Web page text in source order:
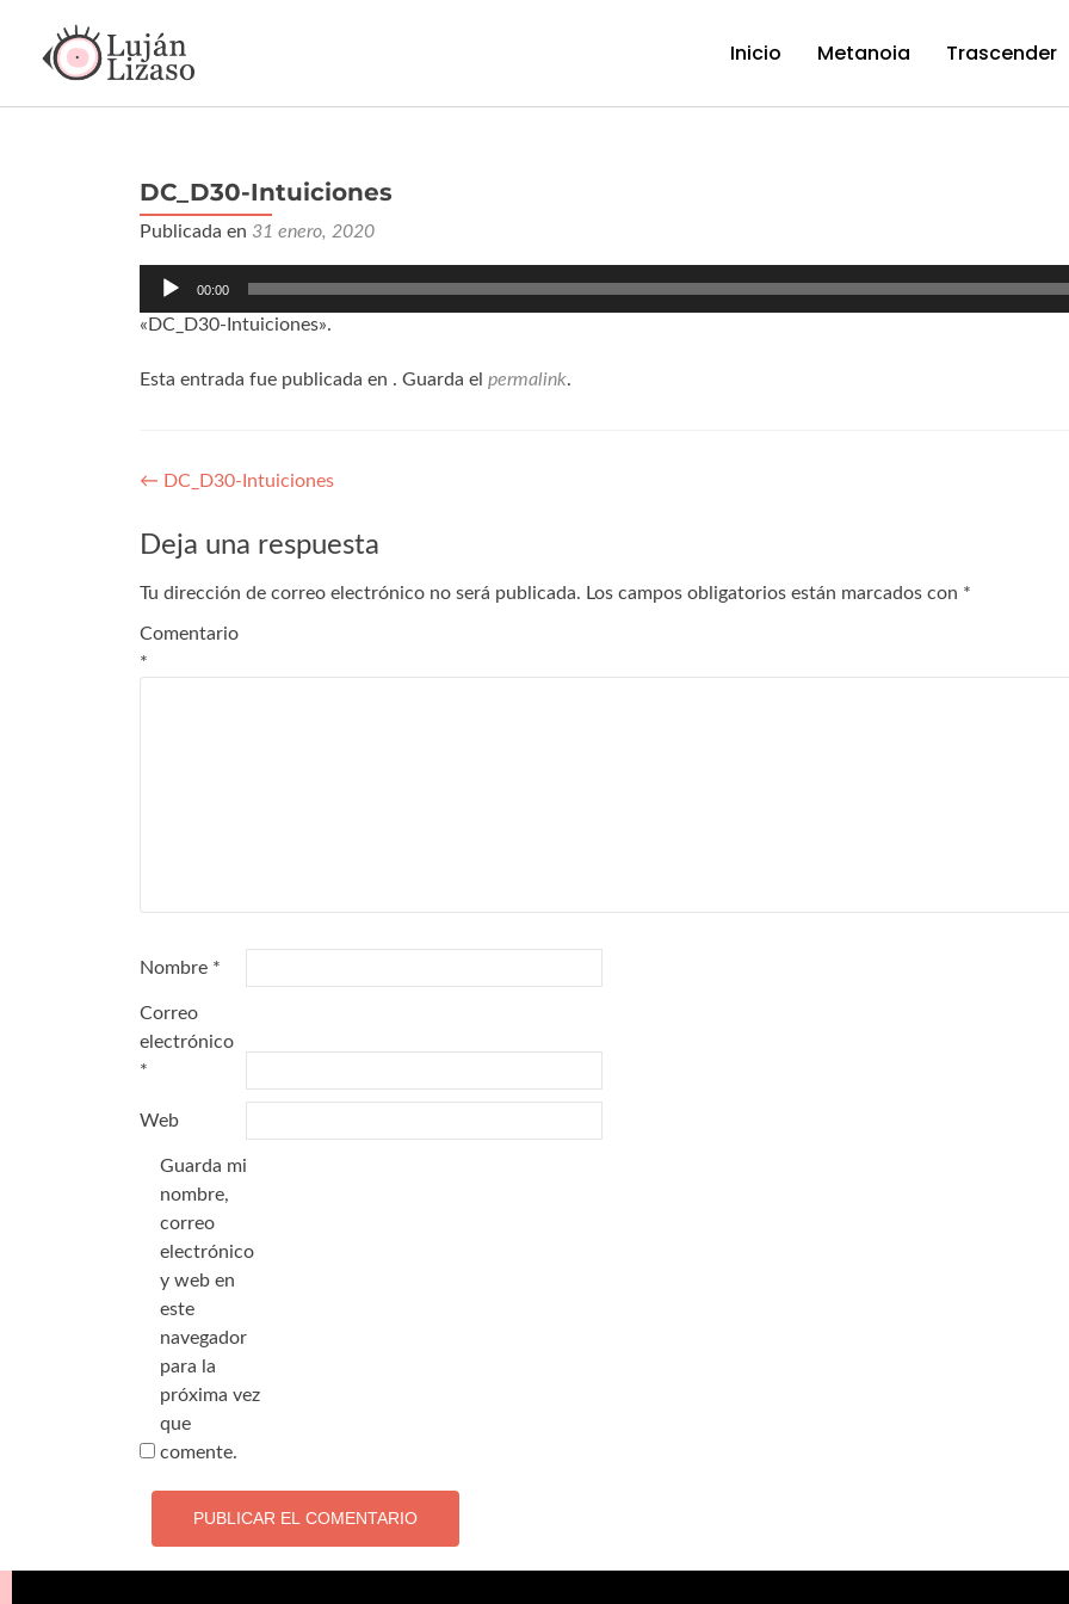
Inicio Metanoia Trascender
DC_D30-Intuiciones
Publicada en 31 enero, 2020
Reproductor
audio
00:00
«DC_D30-Intuiciones».
Esta entrada fue publicada en . Guarda el permalink.
← DC_D30-Intuiciones
Deja una respuesta
Tu dirección de correo electrónico no será publicada. Los campos obligatorios están marcados con *
Comentario
*
Nombre *
Correo
electrónico
*
Web
Guarda mi
nombre,
correo
electrónico
y web en
este
navegador
para la
próxima vez
que
comente.